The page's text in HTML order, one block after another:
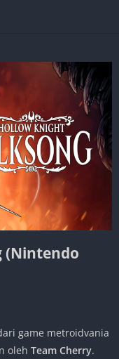
(Nintendo
game metroidvania
oleh Team Cherry.